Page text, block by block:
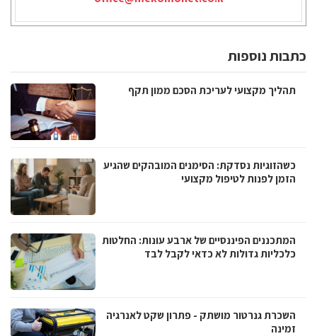
כתבות נוספות
תהליך מקצועי לעריכת הסכם ממון תקף
כשהזוגיות נסדקת: הסימנים המובהקים שהגיע
הזמן לפנות לטיפול מקצועי
המתכננים הפיננסיים של ארבע עונות: החלטות
כלכליות גדולות לא כדאי לקבל לבד
השכרת גנרטור מושתק - פתרון שקט לאנרגיה
זמינה